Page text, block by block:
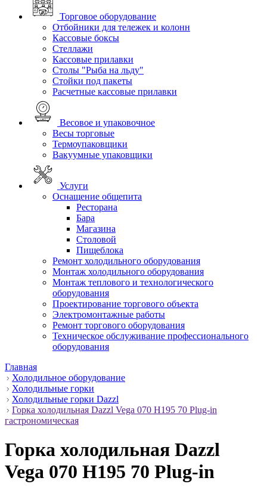
Торговое оборудование
Отбойники для тележек и колонн
Кассовые боксы
Стеллажи
Кассовые прилавки
Столы "Рыба на льду"
Стойки под пакеты
Расчетные кассовые прилавки
Весовое и упаковочное
Весы торговые
Термоупаковщики
Вакуумные упаковщики
Услуги
Оснащение общепита
Ресторана
Бара
Магазина
Столовой
Пищеблока
Ремонт холодильного оборудования
Монтаж холодильного оборудования
Монтаж теплового и технологического
оборудования
Проектирование торгового объекта
Электромонтажные работы
Ремонт торгового оборудования
Техническое обслуживание профессионального
оборудования
Главная
Холодильное оборудование
Холодильные горки
Холодильные горки Dazzl
Горка холодильная Dazzl Vega 070 H195 70 Plug-in
гастрономическая
Горка холодильная Dazzl
Vega 070 H195 70 Plug-in